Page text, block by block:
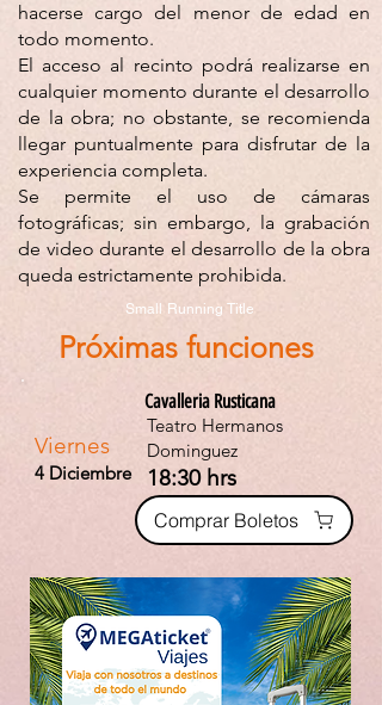
hacerse cargo del menor de edad en
todo momento.
El acceso al recinto podrá realizarse en
cualquier momento durante el desarrollo
de la obra; no obstante, se recomienda
llegar puntualmente para disfrutar de la
experiencia completa.
Se permite el uso de cámaras
fotográficas; sin embargo, la grabación
de video durante el desarrollo de la obra
queda estrictamente prohibida.
Small Running Title
Próximas funciones
Viernes
4 Diciembre
Cavalleria Rusticana
Teatro Hermanos
Dominguez
18:30 hrs
Comprar Boletos